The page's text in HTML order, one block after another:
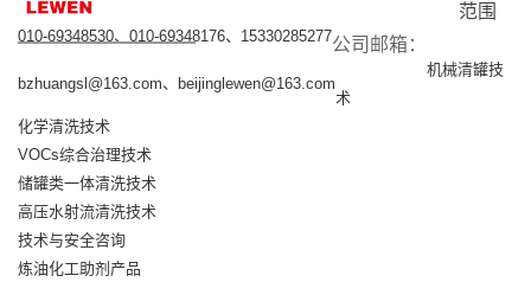
010-69348530、010-69348176、15330285277公司邮箱：​
bzhuangsl@163.com、beijinglewen@163.com
范围
机械清罐技
术
化学清洗技术
VOCs综合治理技术
储罐类一体清洗技术
高压水射流清洗技术
技术与安全咨询
炼油化工助剂产品